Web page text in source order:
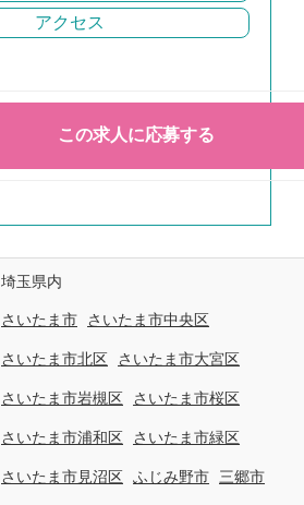
アクセス
埼玉県内
さいたま市 さいたま市中央区
さいたま市北区 さいたま市大宮区
さいたま市岩槻区 さいたま市桜区
さいたま市浦和区 さいたま市緑区
さいたま市見沼区 ふじみ野市 三郷市